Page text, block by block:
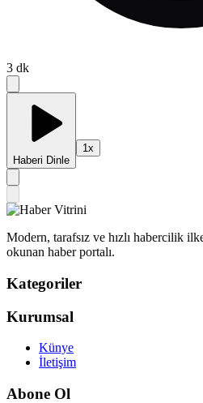
3 dk
Haberi Dinle
1x
Modern, tarafsız ve hızlı habercilik
okunan haber portalı.
Kategoriler
Kurumsal
Künye
İletişim
Abone Ol